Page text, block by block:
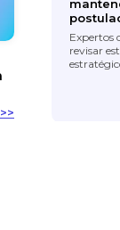
Expertos
revisar